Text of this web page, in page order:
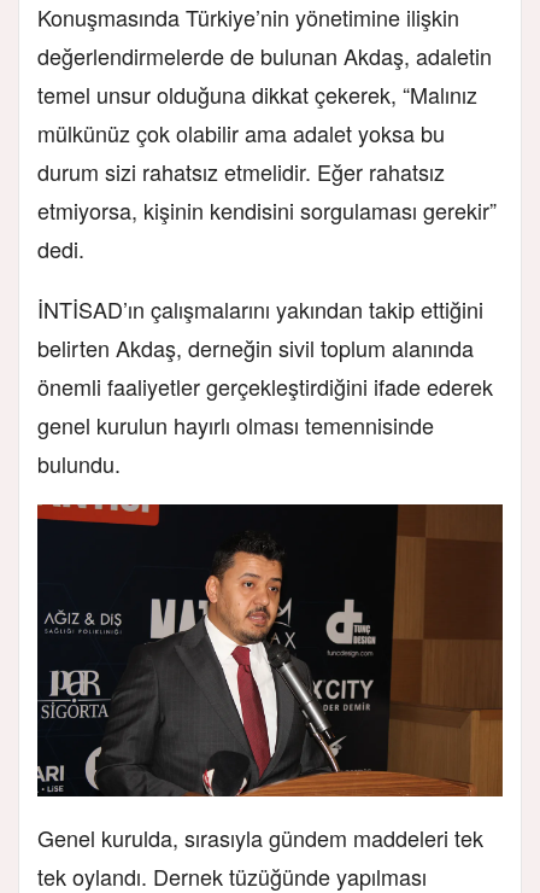
Konuşmasında Türkiye’nin yönetimine ilişkin
değerlendirmelerde de bulunan Akdaş, adaletin
temel unsur olduğuna dikkat çekerek, “Malınız
mülkünüz çok olabilir ama adalet yoksa bu
durum sizi rahatsız etmelidir. Eğer rahatsız
etmiyorsa, kişinin kendisini sorgulaması gerekir”
dedi.
İNTİSAD’ın çalışmalarını yakından takip ettiğini
belirten Akdaş, derneğin sivil toplum alanında
önemli faaliyetler gerçekleştirdiğini ifade ederek
genel kurulun hayırlı olması temennisinde
bulundu.
Genel kurulda, sırasıyla gündem maddeleri tek
tek oylandı. Dernek tüzüğünde yapılması